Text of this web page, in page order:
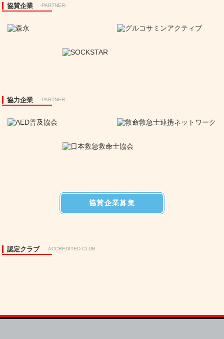
協賛企業 -PARTNER-
協力企業 -PARTNER-
協賛企業募集
認定クラブ -ACCREDITED CLUB-